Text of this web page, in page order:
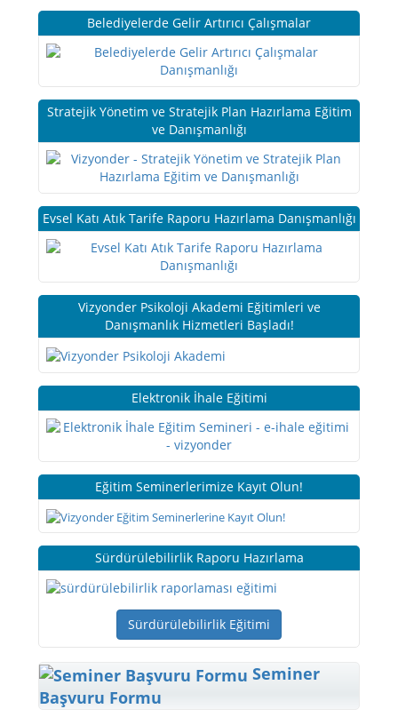
Belediyelerde Gelir Artırıcı Çalışmalar
Stratejik Yönetim ve Stratejik Plan Hazırlama Eğitim
ve Danışmanlığı
Evsel Katı Atık Tarife Raporu Hazırlama Danışmanlığı
Vizyonder Psikoloji Akademi Eğitimleri ve
Danışmanlık Hizmetleri Başladı!
Elektronik İhale Eğitimi
Eğitim Seminerlerimize Kayıt Olun!
Sürdürülebilirlik Raporu Hazırlama
Sürdürülebilirlik Eğitimi
Seminer
Başvuru Formu